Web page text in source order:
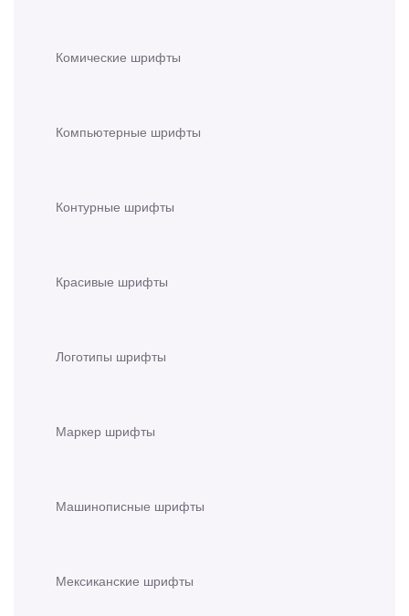
Комические шрифты
Компьютерные шрифты
Контурные шрифты
Красивые шрифты
Логотипы шрифты
Маркер шрифты
Машинописные шрифты
Мексиканские шрифты